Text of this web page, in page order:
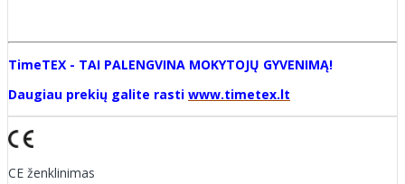
TimeTEX - TAI PALENGVINA MOKYTOJŲ GYVENIMĄ!
Daugiau prekių galite rasti www.timetex.lt
CE ženklinimas